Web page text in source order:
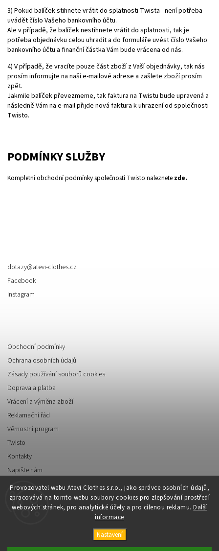
Provozovatel webu Atevi Clothes s.r.o., jako správce osobních údajů,
zpracovává na tomto webu soubory cookies pro zlepšování prostředí
webových stránek, pro analytické účely a pro cílenou reklamu.Další
informace
Nastavení
3) Pokud balíček stihnete vrátit do splatnosti Twista - není potřeba
uvádět číslo Vašeho bankovního účtu.
Ale v případě, že balíček nestihnete vrátit do splatnosti, tak je
potřeba objednávku celou uhradit a do formuláře uvést číslo Vašeho
bankovního účtu a finanční částka Vám bude vrácena od nás.
4) V případě, že vracíte pouze část zboží z Vaší objednávky, tak nás
prosím informujte na naší e-mailové adrese a zašlete zboží prosím
zpět.
Jakmile balíček převezmeme, tak faktura na Twistu bude upravená a
následně Vám na e-mail přijde nová faktura k uhrazení od společnosti
Twisto.
PODMÍNKY SLUŽBY
Kompletní obchodní podmínky společnosti Twisto naleznete zde.
dotazy@atevi-clothes.cz
Facebook
Instagram
Obchodní podmínky
Ochrana osobních údajů
Zásady používání souborů cookies
Doprava a platba
Vrácení a výměna zboží
Reklamační řád
Věrnostní program
Twisto
Kontakty
Napište nám
Shoptet| Design